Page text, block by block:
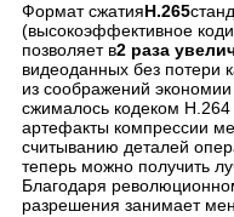
Формат сжатияH.265
(высокоэффективное
позволяет в2 раза
видеоданных без потери
из соображений
сжималось кодеком
артефакты компрессии
считыванию деталей
теперь можно получить
Благодаря
разрешения занимает